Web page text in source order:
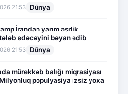
21:53 Dünya
İrandan yarım əsrlik
edəcəyini bəyan edib
21:53 Dünya
mürekkəb balığı miqrasiyası
populyasiya izsiz yoxa